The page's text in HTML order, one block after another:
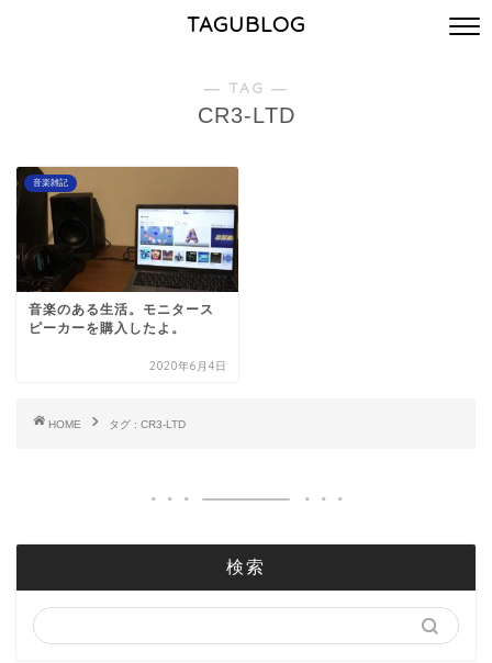
TAGUBLOG
― TAG ―
CR3-LTD
音楽雑記
音楽のある生活。モニタース
ピーカーを購入したよ。
2020年6月4日
HOME タグ : CR3-LTD
検索